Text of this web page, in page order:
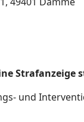
Strafanzeige
und